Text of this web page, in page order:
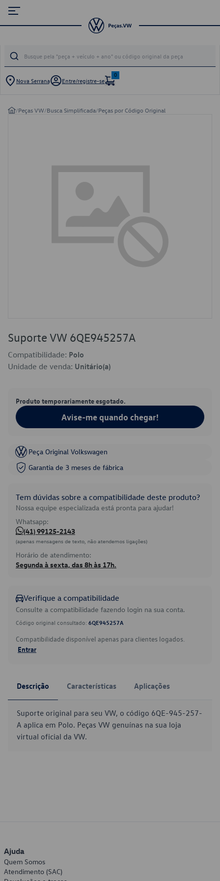
Nova Serrana Entre/registre-se
0
/Peças VW/Busca Simplificada/Peças por Código Original
Suporte VW 6QE945257A
Compatibilidade: Polo
Unidade de venda: Unitário(a)
Produto temporariamente esgotado.
Avise-me quando chegar!
Peça Original Volkswagen
Garantia de 3 meses de fábrica
Tem dúvidas sobre a compatibilidade deste produto?
Nossa equipe especializada está pronta para ajudar!
Whatsapp:
(41) 99125-2143
(apenas mensagens de texto, não atendemos ligações)
Horário de atendimento:
Segunda à sexta, das 8h às 17h.
Verifique a compatibilidade
Consulte a compatibilidade fazendo login na sua conta.
Código original consultado: 6QE945257A
Compatibilidade disponível apenas para clientes logados.
Entrar
Descrição Características Aplicações
Suporte original para seu VW, o código 6QE-945-257-
A aplica em Polo. Peças VW genuínas na sua loja
virtual oficial da VW.
Ajuda
Quem Somos
Atendimento (SAC)